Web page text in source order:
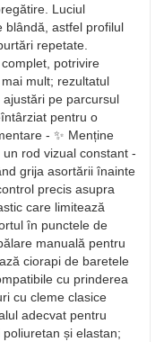
Luciul
blândă, astfel profilul
repetate.
potrivire
mult; rezultatul
pe parcursul
pentru o
- ✨ Menține
rod vizual constant -
grija asortării înainte
precis asupra
care limitează
în punctele de
manuală pentru
ciorapi de baretele
cu prinderea
cu cleme clasice
adecvat pentru
și elastan;